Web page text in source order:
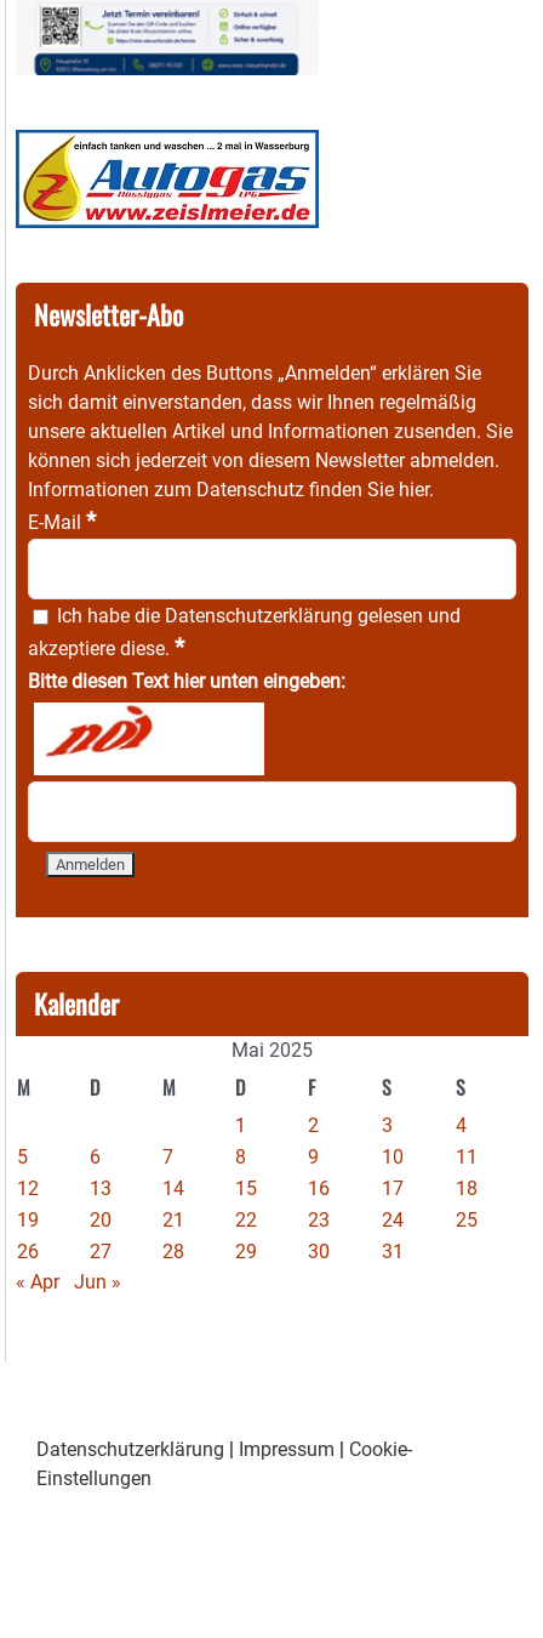
Newsletter-Abo
Durch Anklicken des Buttons „Anmelden“ erklären Sie
sich damit einverstanden, dass wir Ihnen regelmäßig
unsere aktuellen Artikel und Informationen zusenden. Sie
können sich jederzeit von diesem Newsletter abmelden.
Informationen zum Datenschutz finden Sie hier.
E-Mail *
Ich habe die Datenschutzerklärung gelesen und
akzeptiere diese. *
Bitte diesen Text hier unten eingeben:
Kalender
Mai 2025
M D M D F S S
1 2 3
4
5
6 7 8 9 10
11
12
13 14 15 16 17
18
19
20 21 22 23 24
25
26
27 28 29 30
31
« Apr
Jun »
Datenschutzerklärung | Impressum | Cookie-
Einstellungen